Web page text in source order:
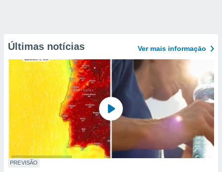
Últimas notícias Ver mais informaçāo
PREVISÃO